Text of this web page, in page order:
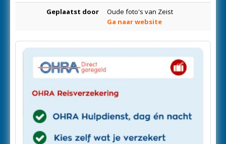
Geplaatst door
Oude foto's van Zeist
Ga naar website